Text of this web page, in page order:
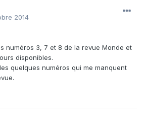
2014
numéros 3, 7 et 8 de la revue Monde et
disponibles.
quelques numéros qui me manquent